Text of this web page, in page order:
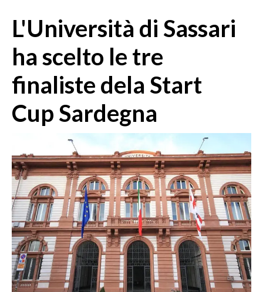
MEDIO CAMPIDANO
SASSARI E PROVINCIA
GALLURA
NUORO E PROVINCIA
OGLIASTRA
CRONACA
ITALIA
MONDO
POLITICA
ECONOMIA
SERVIZI ALLE IMPRESE
L'Università di Sassari
ha scelto le tre
finaliste dela Start
Cup Sardegna